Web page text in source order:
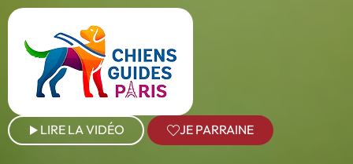
LIRE LA VIDÉO JE PARRAINE